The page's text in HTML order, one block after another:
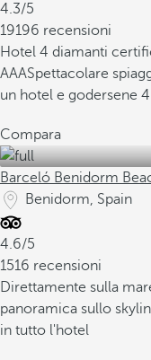
4.3/5
19196 recensioni
Hotel 4 diamanti
AAASpettacolare
un hotel e godersene
Compara
Barceló Benidorm
Benidorm, Spain
4.6/5
1516 recensioni
Direttamente sulla
panoramica sullo
in tutto l'hotel